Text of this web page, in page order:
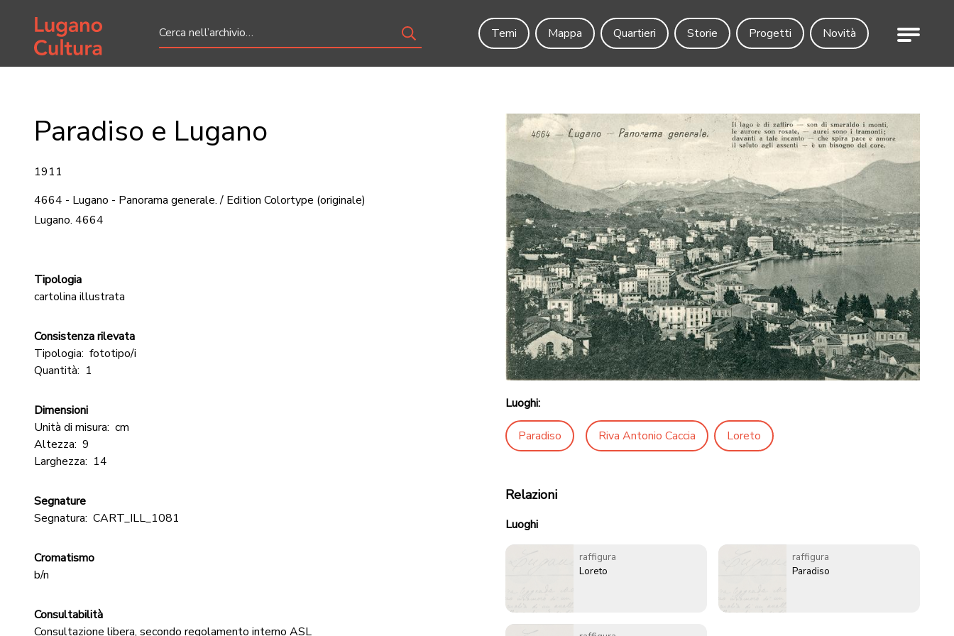
Home page
Temi
Mappa Quartieri Storie Progetti Novità Menu
Paradiso e Lugano
1911
4664 - Lugano - Panorama generale. / Edition Colortype (originale)
Lugano. 4664
Tipologia
cartolina illustrata
Consistenza rilevata
Tipologia: fototipo/i
Quantità: 1
Dimensioni
Unità di misura: cm
Altezza: 9
Larghezza: 14
Segnature
Segnatura: CART_ILL_1081
Cromatismo
b/n
Consultabilità
Consultazione libera, secondo regolamento interno ASL
Luoghi:
Paradiso Riva Antonio Caccia Loreto
Relazioni
Luoghi
raffigura
Loreto
raffigura
Paradiso